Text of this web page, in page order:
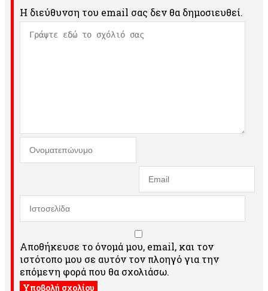
Η διεύθυνση του email σας δεν θα δημοσιευθεί.
Αποθήκευσε το όνομά μου, email, και τον
ιστότοπο μου σε αυτόν τον πλοηγό για την
επόμενη φορά που θα σχολιάσω.